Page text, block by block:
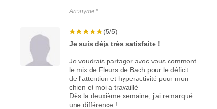
Anonyme *
(5/5)
Je suis déja très satisfaite !
Je voudrais partager avec vous comment
le mix de Fleurs de Bach pour le déficit
de l'attention et hyperactivité pour mon
chien et moi a travaillé.
Dès la deuxième semaine, j’ai remarqué
une différence !